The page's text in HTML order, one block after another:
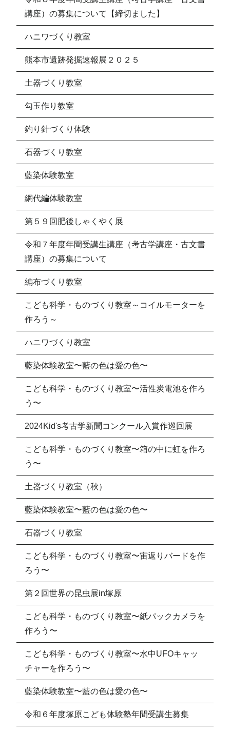
講座）の募集について【締切ました】
ハニワづくり教室
熊本市遺跡発掘速報展２０２５
土器づくり教室
勾玉作り教室
釣り針づくり体験
石器づくり教室
藍染体験教室
網代編体験教室
第５９回肥後しゃくやく展
令和７年度年間受講生講座（考古学講座・古文書
講座）の募集について
編布づくり教室
こども科学・ものづくり教室～コイルモーターを
作ろう～
ハニワづくり教室
藍染体験教室〜藍の色は愛の色〜
こども科学・ものづくり教室〜活性炭電池を作ろ
う〜
2024Kid's考古学新聞コンクール入賞作巡回展
こども科学・ものづくり教室〜箱の中に虹を作ろ
う〜
土器づくり教室（秋）
藍染体験教室〜藍の色は愛の色〜
石器づくり教室
こども科学・ものづくり教室〜宙返りバードを作
ろう〜
第２回世界の昆虫展in塚原
こども科学・ものづくり教室〜紙パックカメラを
作ろう〜
こども科学・ものづくり教室〜水中UFOキャッ
チャーを作ろう〜
藍染体験教室〜藍の色は愛の色〜
令和６年度塚原こども体験塾年間受講生募集